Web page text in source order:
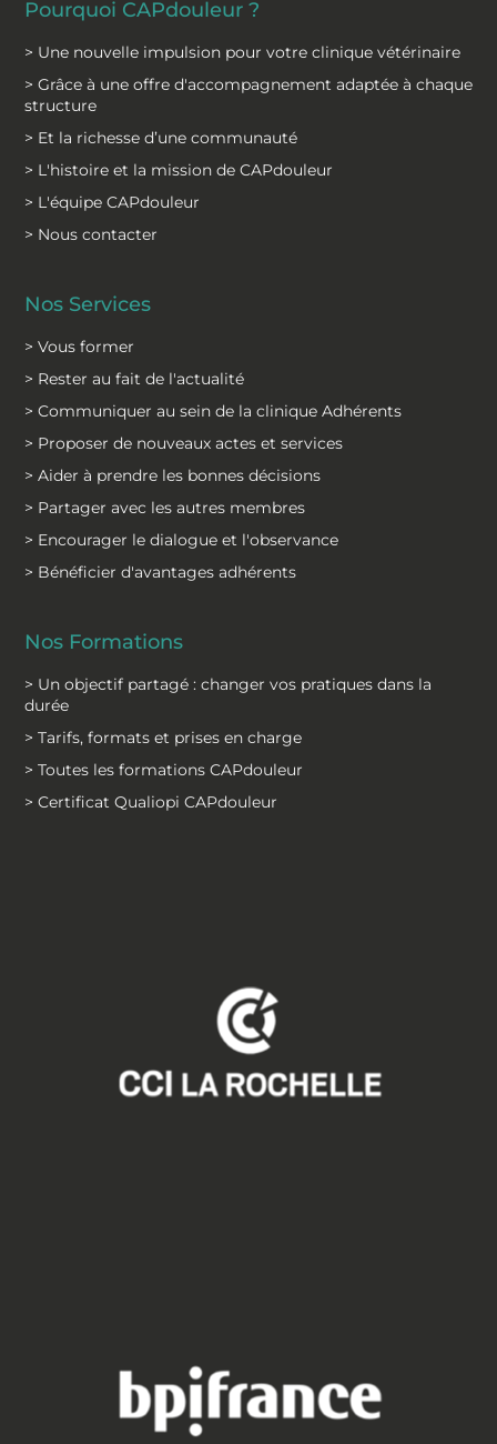
Pourquoi CAPdouleur ?
> Une nouvelle impulsion pour votre clinique vétérinaire
> Grâce à une offre d'accompagnement adaptée à chaque
structure
> Et la richesse d’une communauté
> L'histoire et la mission de CAPdouleur
> L'équipe CAPdouleur
> Nous contacter
Nos Services
> Vous former
> Rester au fait de l'actualité
> Communiquer au sein de la clinique Adhérents
> Proposer de nouveaux actes et services
> Aider à prendre les bonnes décisions
> Partager avec les autres membres
> Encourager le dialogue et l'observance
> Bénéficier d'avantages adhérents
Nos Formations
> Un objectif partagé : changer vos pratiques dans la
durée
> Tarifs, formats et prises en charge
> Toutes les formations CAPdouleur
> Certificat Qualiopi CAPdouleur